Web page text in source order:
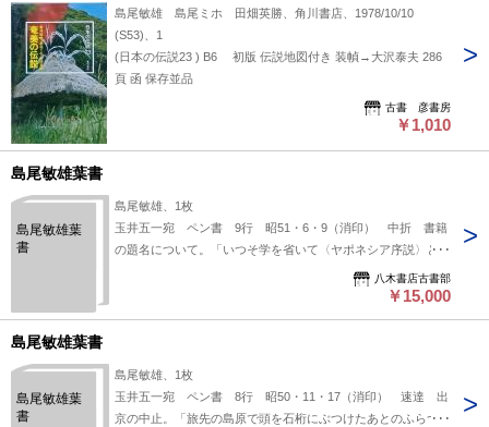
島尾敏雄 島尾ミホ 田畑英勝、角川書店、1978/10/10
(S53)、1
(日本の伝説23 ) B6 初版 伝説地図付き 装幀→大沢泰夫 286
頁 函 保存並品
古書 彦書房
￥1,010
島尾敏雄葉書
島尾敏雄葉
書
島尾敏雄、1枚
玉井五一宛 ペン書 9行 昭51・6・9（消印） 中折 書籍
の題名について。「いつそ学を省いて〈ヤポネシア序説〉とし
たらどうでしよう」。（発信地）指宿市西方（受信地）創樹
社 #八木書店近代自筆物/３.葉書類 #八木古書2026年4月新
ください。95号目録（R8.1）以後の追加は「#八木古書2026」
で検索できます。
八木書店古書部
￥15,000
島尾敏雄葉書
島尾敏雄葉
書
島尾敏雄、1枚
玉井五一宛 ペン書 8行 昭50・11・17（消印） 速達 出
京の中止。「旅先の島原で頭を石桁にぶつけたあとのふらつき